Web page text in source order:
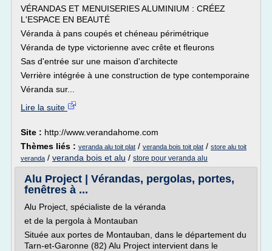
VÉRANDAS ET MENUISERIES ALUMINIUM : CRÉEZ
L'ESPACE EN BEAUTÉ
Véranda à pans coupés et chéneau périmétrique
Véranda de type victorienne avec crête et fleurons
Sas d'entrée sur une maison d'architecte
Verrière intégrée à une construction de type contemporaine
Véranda sur...
Lire la suite
Site : http://www.verandahome.com
Thèmes liés : veranda alu toit plat / veranda bois toit plat / store alu toit
veranda / veranda bois et alu / store pour veranda alu
Alu Project | Vérandas, pergolas, portes,
fenêtres à ...
Alu Project, spécialiste de la véranda
et de la pergola à Montauban
Située aux portes de Montauban, dans le département du
Tarn-et-Garonne (82) Alu Project intervient dans le